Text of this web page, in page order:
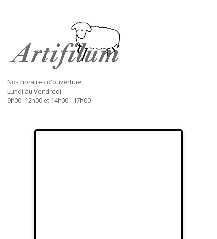
Nos horaires d'ouverture
Lundi au Vendredi
9h00 -12h00 et 14h00 - 17h00